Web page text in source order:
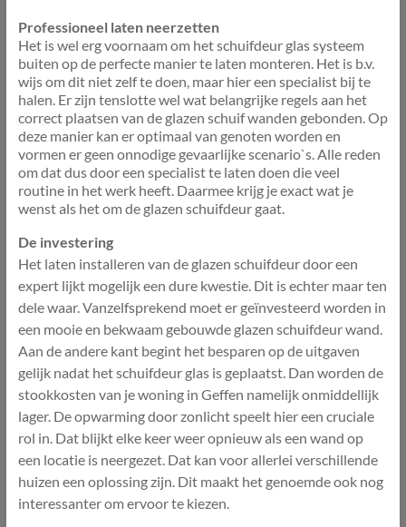
Professioneel laten neerzetten
Het is wel erg voornaam om het schuifdeur glas systeem
buiten op de perfecte manier te laten monteren. Het is b.v.
wijs om dit niet zelf te doen, maar hier een specialist bij te
halen. Er zijn tenslotte wel wat belangrijke regels aan het
correct plaatsen van de glazen schuif wanden gebonden. Op
deze manier kan er optimaal van genoten worden en
vormen er geen onnodige gevaarlijke scenario`s. Alle reden
om dat dus door een specialist te laten doen die veel
routine in het werk heeft. Daarmee krijg je exact wat je
wenst als het om de glazen schuifdeur gaat.
De investering
Het laten installeren van de glazen schuifdeur door een
expert lijkt mogelijk een dure kwestie. Dit is echter maar ten
dele waar. Vanzelfsprekend moet er geïnvesteerd worden in
een mooie en bekwaam gebouwde glazen schuifdeur wand.
Aan de andere kant begint het besparen op de uitgaven
gelijk nadat het schuifdeur glas is geplaatst. Dan worden de
stookkosten van je woning in Geffen namelijk onmiddellijk
lager. De opwarming door zonlicht speelt hier een cruciale
rol in. Dat blijkt elke keer weer opnieuw als een wand op
een locatie is neergezet. Dat kan voor allerlei verschillende
huizen een oplossing zijn. Dit maakt het genoemde ook nog
interessanter om ervoor te kiezen.